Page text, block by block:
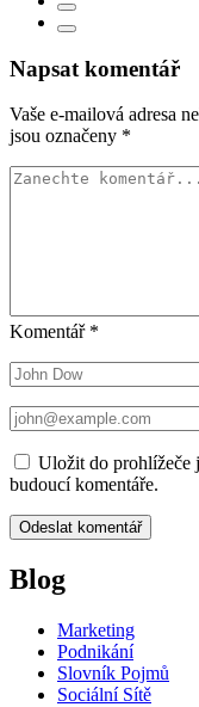
Napsat komentář
Vaše e-mailová adresa
jsou označeny *
Komentář *
Uložit do prohlížeče
budoucí komentáře.
Blog
Marketing
Podnikání
Slovník Pojmů
Sociální Sítě